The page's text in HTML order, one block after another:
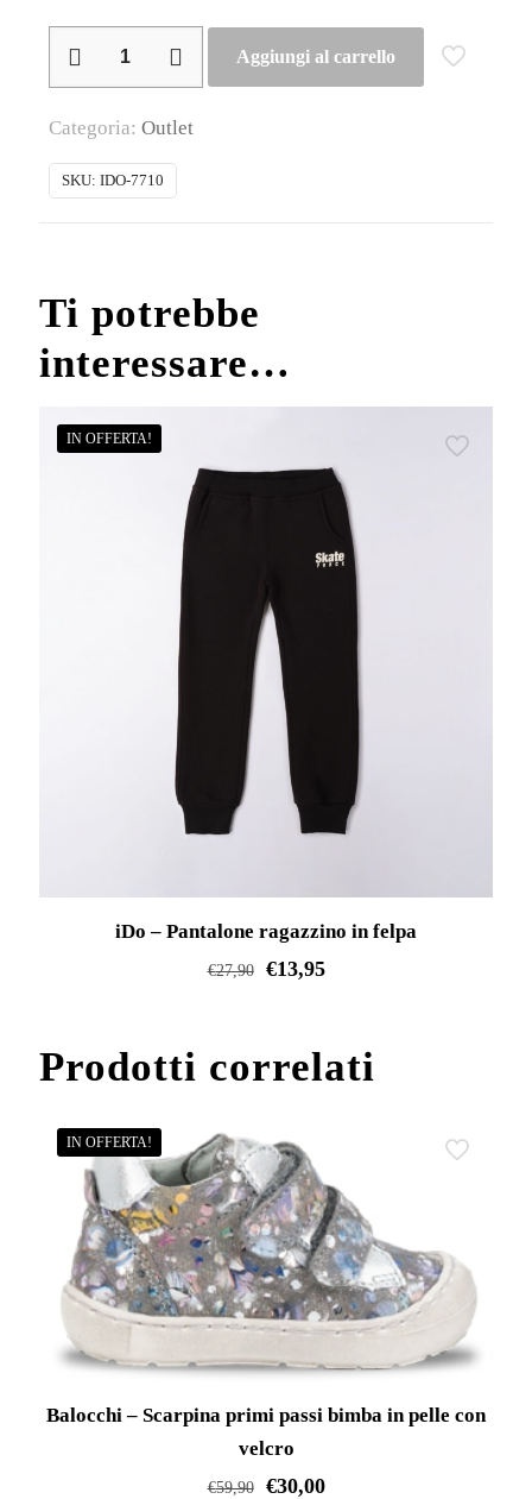
ragazzino
con
quantità
Aggiungi al carrello
Categoria: Outlet
SKU: IDO-7710
Ti potrebbe
interessare…
IN OFFERTA!
iDo – Pantalone ragazzino in felpa
€27,90 €13,95
ha
varianti.
Le
opzioni
possono
essere
scelte
nella
pagina
del
prodotto
Prodotti correlati
IN OFFERTA!
Balocchi – Scarpina primi passi bimba in pelle con
velcro
€59,90 €30,00